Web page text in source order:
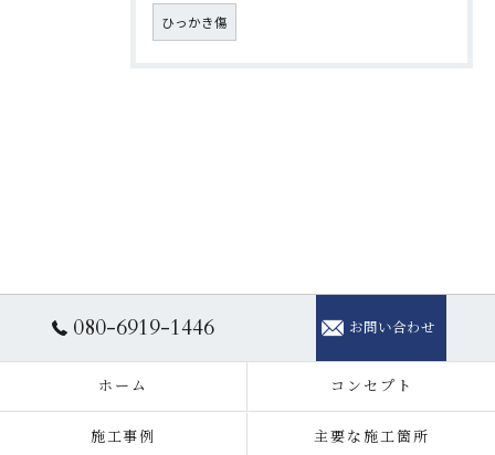
ひっかき傷
080-6919-1446 お問い合わせ
ホーム コンセプト
施工事例 主要な施工箇所